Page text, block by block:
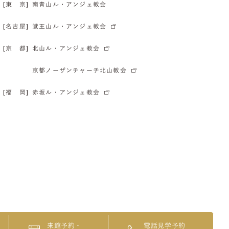
[東 京] 南青山ル・アンジェ教会
[名古屋] 覚王山ル・アンジェ教会
[京 都] 北山ル・アンジェ教会
京都ノーザンチャーチ北山教会
[福 岡] 赤坂ル・アンジェ教会
来館予約・ 電話見学予約